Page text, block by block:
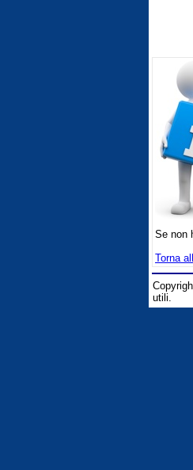
Se non
Torna
utili.